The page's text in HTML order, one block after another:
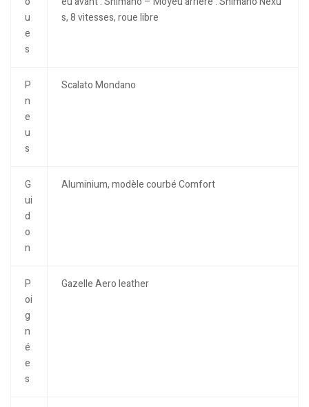
u
e
s
s, 8 vitesses, roue libre
P
n
e
u
s
Scalato Mondano
G
ui
d
o
n
Aluminium, modèle courbé Comfort
P
oi
g
n
é
e
s
Gazelle Aero leather